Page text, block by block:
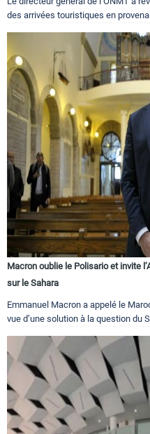
des arrivées touristiques en
Macron oublie le Polisario et invite
sur le Sahara
Emmanuel Macron a appelé le
vue d’une solution à la question du